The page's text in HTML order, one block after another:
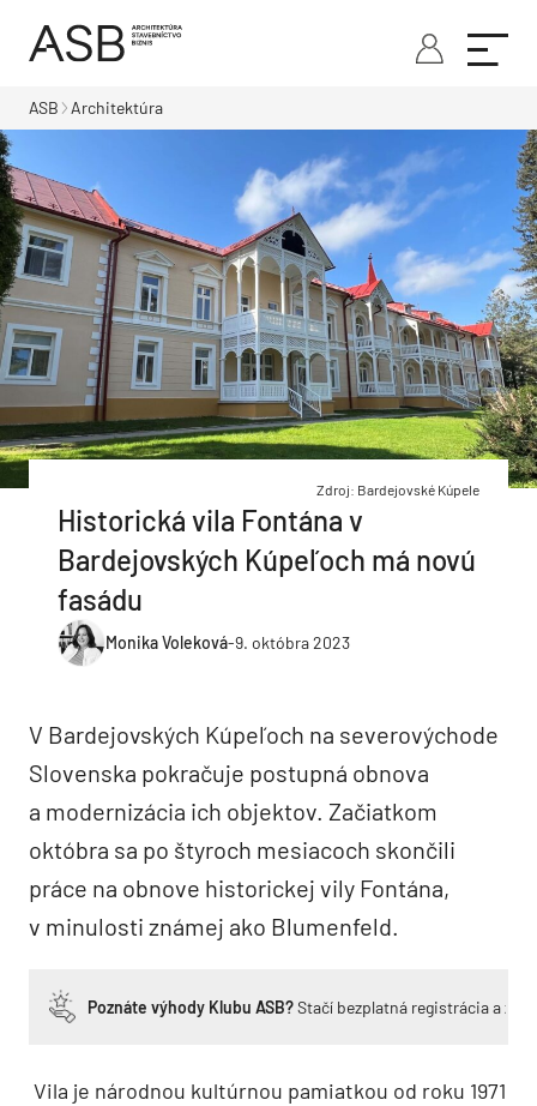
ASB Architektúra
Zdroj: Bardejovské Kúpele
Historická vila Fontána v
Bardejovských Kúpeľoch má novú
fasádu
Monika Voleková-9. októbra 2023
V Bardejovských Kúpeľoch na severovýchode
Slovenska pokračuje postupná obnova
a modernizácia ich objektov. Začiatkom
októbra sa po štyroch mesiacoch skončili
práce na obnove historickej vily Fontána,
v minulosti známej ako Blumenfeld.
Poznáte výhody Klubu ASB?Stačí bezplatná registrácia a
Vila je národnou kultúrnou pamiatkou od roku 1971